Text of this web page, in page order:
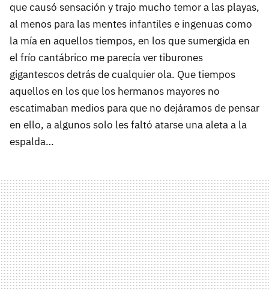
que causó sensación y trajo mucho temor a las playas,
al menos para las mentes infantiles e ingenuas como
la mía en aquellos tiempos, en los que sumergida en
el frío cantábrico me parecía ver tiburones
gigantescos detrás de cualquier ola. Que tiempos
aquellos en los que los hermanos mayores no
escatimaban medios para que no dejáramos de pensar
en ello, a algunos solo les faltó atarse una aleta a la
espalda…